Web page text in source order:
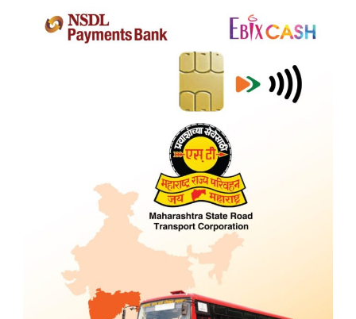
NCMC
Card: एसटीच्या